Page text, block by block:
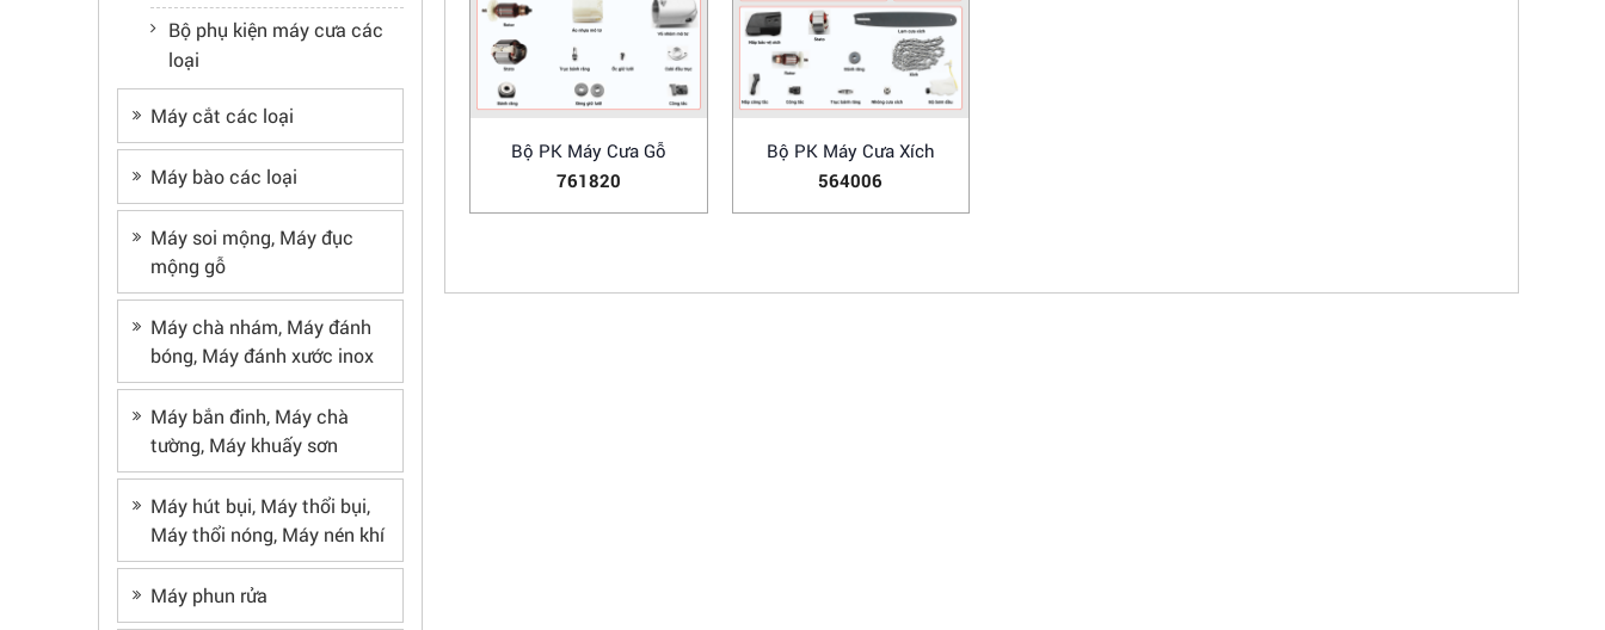
Bộ phụ kiện máy cưa các
loại
Máy cắt các loại
Máy bào các loại
Máy soi mộng, Máy đục
mộng gỗ
Máy chà nhám, Máy đánh
bóng, Máy đánh xước inox
Máy bắn đinh, Máy chà
tường, Máy khuấy sơn
Máy hút bụi, Máy thổi bụi,
Máy thổi nóng, Máy nén khí
Máy phun rửa
Bộ PK Máy Cưa Gỗ
761820
Bộ PK Máy Cưa Xích
564006